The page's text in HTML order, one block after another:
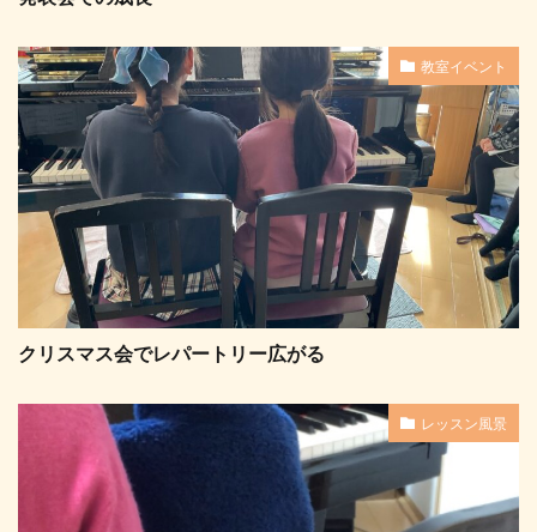
教室イベント
クリスマス会でレパートリー広がる
レッスン風景